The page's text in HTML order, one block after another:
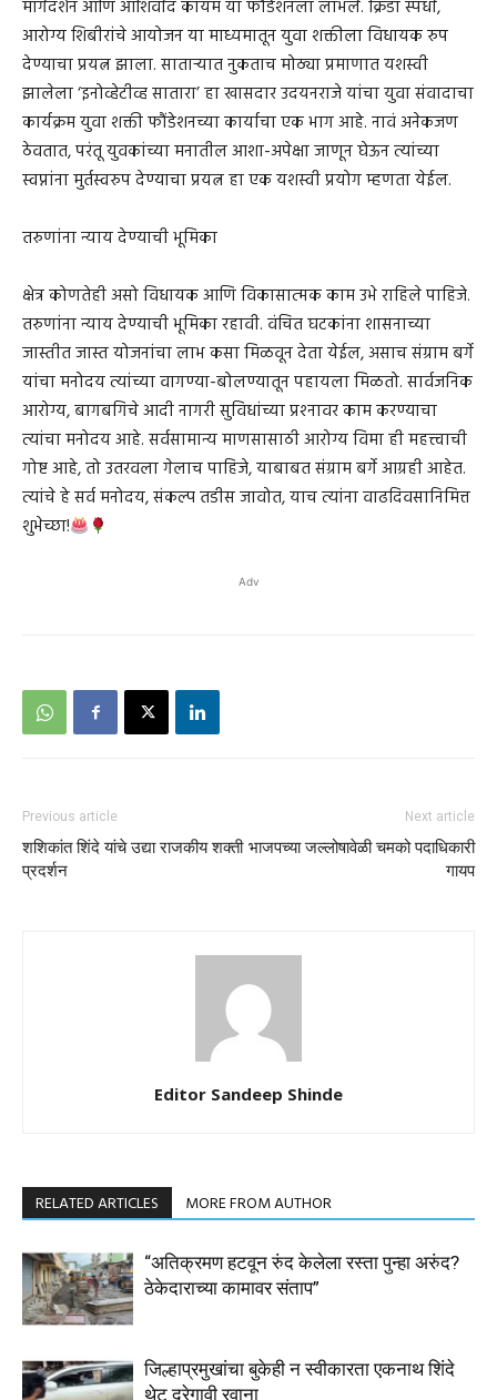
मार्गदर्शन आणि आशिर्वाद कायम या फौंडेशनला लाभले. क्रिडा स्पर्धा,
आरोग्य शिबीरांचे आयोजन या माध्यमातून युवा शक्तीला विधायक रुप
देण्याचा प्रयत्न झाला. साताऱ्यात नुकताच मोठ्या प्रमाणात यशस्वी
झालेला ‘इनोव्हेटीव्ह सातारा’ हा खासदार उदयनराजे यांचा युवा संवादाचा
कार्यक्रम युवा शक्ती फौंडेशनच्या कार्याचा एक भाग आहे. नावं अनेकजण
ठेवतात, परंतू युवकांच्या मनातील आशा-अपेक्षा जाणून घेऊन त्यांच्या
स्वप्नांना मुर्तस्वरुप देण्याचा प्रयत्न हा एक यशस्वी प्रयोग म्हणता येईल.
तरुणांना न्याय देण्याची भूमिका
क्षेत्र कोणतेही असो विधायक आणि विकासात्मक काम उभे राहिले पाहिजे.
तरुणांना न्याय देण्याची भूमिका रहावी. वंचित घटकांना शासनाच्या
जास्तीत जास्त योजनांचा लाभ कसा मिळवून देता येईल, असाच संग्राम बर्गे
यांचा मनोदय त्यांच्या वागण्या-बोलण्यातून पहायला मिळतो. सार्वजनिक
आरोग्य, बागबगिचे आदी नागरी सुविधांच्या प्रश्‍नावर काम करण्याचा
त्यांचा मनोदय आहे. सर्वसामान्य माणसासाठी आरोग्य विमा ही महत्त्वाची
गोष्ट आहे, तो उतरवला गेलाच पाहिजे, याबाबत संग्राम बर्गे आग्रही आहेत.
त्यांचे हे सर्व मनोदय, संकल्प तडीस जावोत, याच त्यांना वाढदिवसानिमित्त
शुभेच्छा!
Adv
Previous article
शशिकांत शिंदे यांचे उद्या राजकीय शक्ती
प्रदर्शन
Next article
भाजपच्या जल्लोषावेळी चमको पदाधिकारी
गायप
Editor Sandeep Shinde
RELATED ARTICLES MORE FROM AUTHOR
“अतिक्रमण हटवून रुंद केलेला रस्ता पुन्हा अरुंद?
ठेकेदाराच्या कामावर संताप”
जिल्हाप्रमुखांचा बुकेही न स्वीकारता एकनाथ शिंदे
थेट दरेगावी रवाना